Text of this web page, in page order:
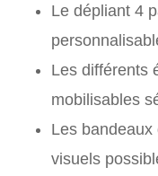
Le dépliant 4
Les différents
mobilisables
Les
visuels